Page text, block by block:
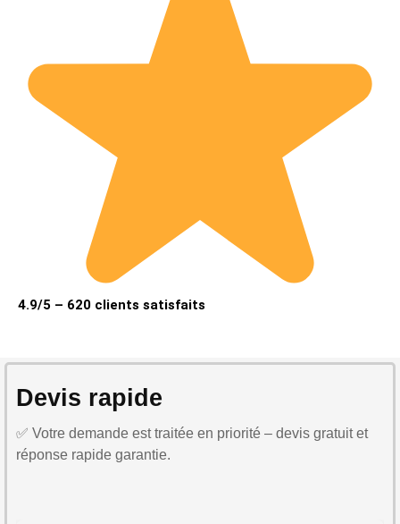
4.9/5 – 620 clients satisfaits
Devis rapide
✅ Votre demande est traitée en priorité – devis gratuit et
réponse rapide garantie.